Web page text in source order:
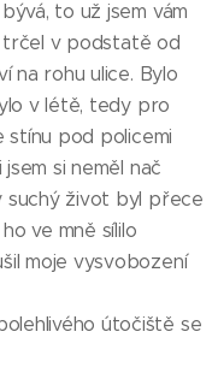
to už jsem vám
trčel v podstatě od
na rohu ulice. Bylo
v létě, tedy pro
stínu pod policemi
si neměl nač
suchý život byl přece
ve mně sílilo
moje vysvobození
útočiště se